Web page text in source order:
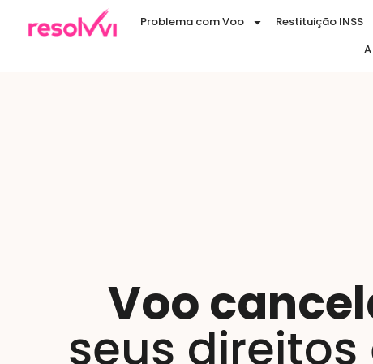
Problema com Voo Restituição INSS
Voo
seus